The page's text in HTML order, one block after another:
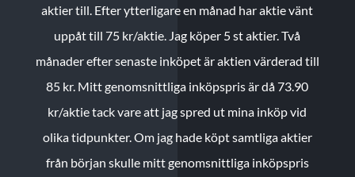
aktier till. Efter ytterligare en månad har aktie vänt
uppåt till 75 kr/aktie. Jag köper 5 st aktier.Två
månader efter senaste inköpet är aktien värderad till
85 kr. Mitt genomsnittliga inköpspris är då 73.90
kr/aktie tack vare att jag spred ut mina inköp vid
olika tidpunkter. Om jag hade köpt samtliga aktier
från början skulle mitt genomsnittliga inköpspris